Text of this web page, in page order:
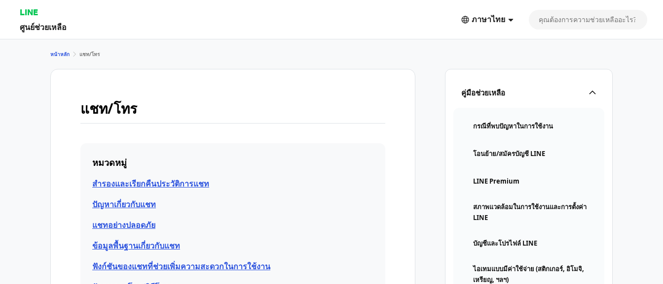
LINE
ศูนย์ช่วยเหลือ
ภาษาไทย
คู่มือช่วยเหลือ
กรณีที่พบปัญหาในการใช้งาน
โอนย้าย/สมัครบัญชี LINE
LINE Premium
สภาพแวดล้อมในการใช้งานและการตั้งค่า
LINE
บัญชีและโปรไฟล์ LINE
ไอเทมแบบมีค่าใช้จ่าย (สติกเกอร์, อิโมจิ,
เหรียญ, ฯลฯ)
หน้าหลัก แชท/โทร
แชท/โทร
หมวดหมู่
สำรองและเรียกคืนประวัติการแชท
ปัญหาเกี่ยวกับแชท
แชทอย่างปลอดภัย
ข้อมูลพื้นฐานเกี่ยวกับแชท
ฟังก์ชันของแชทที่ช่วยเพิ่มความสะดวกในการใช้งาน